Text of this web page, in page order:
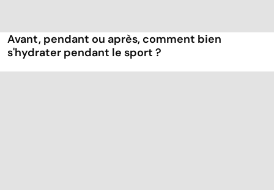
Avant, pendant ou après, comment bien
s'hydrater pendant le sport ?